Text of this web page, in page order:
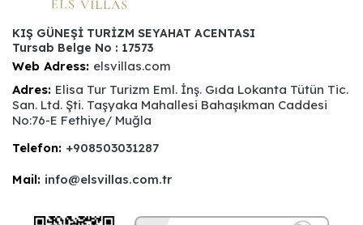
KIŞ GÜNEŞİ TURİZM SEYAHAT ACENTASI
Tursab Belge No : 17573
Web Adress: elsvillas.com
Adres: Elisa Tur Turizm Eml. İnş. Gıda Lokanta Tütün Tic.
San. Ltd. Şti. Taşyaka Mahallesi Bahaşıkman Caddesi
No:76-E Fethiye/ Muğla
Telefon: +908503031287
Mail: info@elsvillas.com.tr